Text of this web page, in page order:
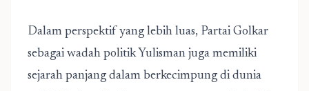
Dalam perspektif yang lebih luas, Partai Golkar
sebagai wadah politik Yulisman juga memiliki
sejarah panjang dalam berkecimpung di dunia